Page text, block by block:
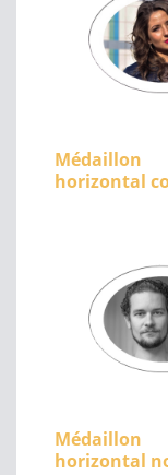
horizontal
horizontal